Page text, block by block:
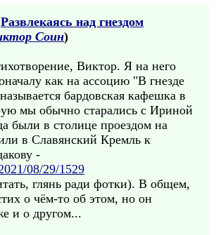
Развлекаясь над гнездом
Соин)
Виктор. Я на него
как на ассоцию "В гнезде
бардовская кафешка в
мы обычно старались с Ириной
были в столице проездом на
в Славянский Кремль к
-
08/29/1529
глянь ради фотки). В общем,
о чём-то об этом, но он
и о другом...